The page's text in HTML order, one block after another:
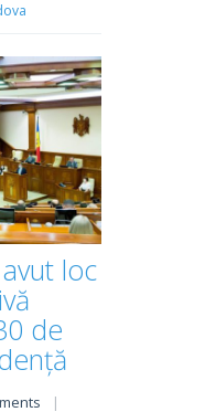
loc
de
|